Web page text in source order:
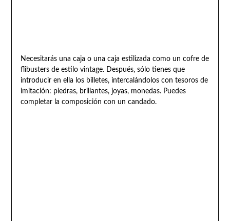
Necesitarás una caja o una caja estilizada como un cofre de
flibusters de estilo vintage. Después, sólo tienes que
introducir en ella los billetes, intercalándolos con tesoros de
imitación: piedras, brillantes, joyas, monedas. Puedes
completar la composición con un candado.